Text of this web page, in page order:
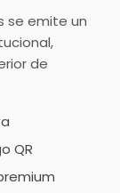
se emite un
de
QR